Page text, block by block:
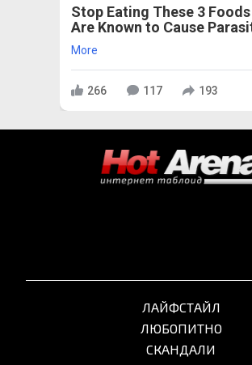
Stop Eating These 3
Are Known to Cause
More
266 117 193
ЛАЙФСТАЙЛ
ЛЮБОПИТНО
СКАНДАЛИ